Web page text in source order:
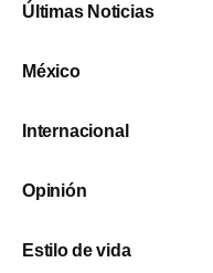
Últimas Noticias
México
Internacional
Opinión
Estilo de vida